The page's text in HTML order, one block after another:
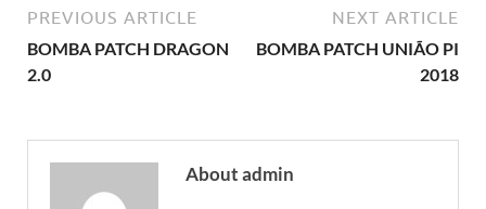
PREVIOUS ARTICLE
BOMBA PATCH DRAGON
2.0
NEXT ARTICLE
BOMBA PATCH UNIÃO PI
2018
About admin